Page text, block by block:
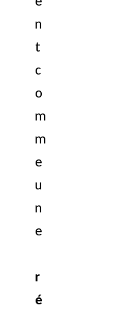
n
t
c
o
m
m
e
u
n
e
r
é